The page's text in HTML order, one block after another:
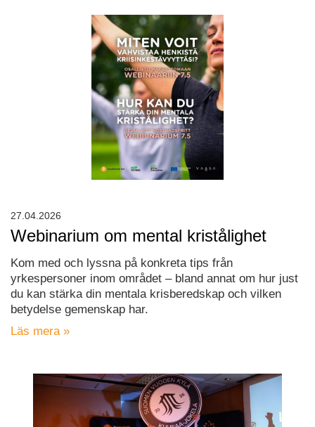
Webinarium om mental kristålighet
Kom med och lyssna på konkreta tips från
yrkespersoner inom området – bland annat om hur just
du kan stärka din mentala krisberedskap och vilken
betydelse gemenskap har.
Läs mera »
27.04.2026